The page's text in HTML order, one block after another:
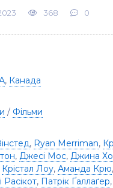
368 0
, Канада
/ Фільми
, Ryan Merriman,
, Джесі Мос, Джина
Крістал Лоу, Аманда Крю,
Расікот, Патрік Ґаллаґер,